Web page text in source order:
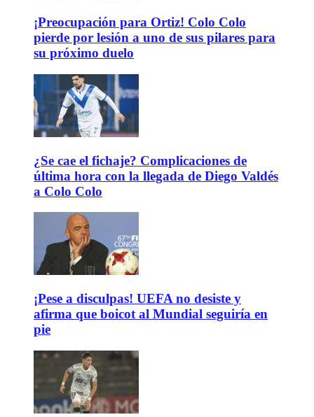
¡Preocupación para Ortiz! Colo Colo
pierde por lesión a uno de sus pilares para
su próximo duelo
¿Se cae el fichaje? Complicaciones de
última hora con la llegada de Diego Valdés
a Colo Colo
¡Pese a disculpas! UEFA no desiste y
afirma que boicot al Mundial seguiría en
pie